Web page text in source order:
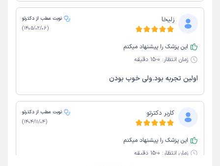
زلیخا
نوبت مطب از دکترتو
(
1405/02/06
)
این پزشک را پیشنهاد میکنم
زمان انتظار: 0-15 دقیقه
اولین تجربه بود.ولی خوب بودن
کاربر دکترتو
نوبت مطب از دکترتو
(
1404/11/04
)
این پزشک را پیشنهاد میکنم
زمان انتظار: 0-15 دقیقه